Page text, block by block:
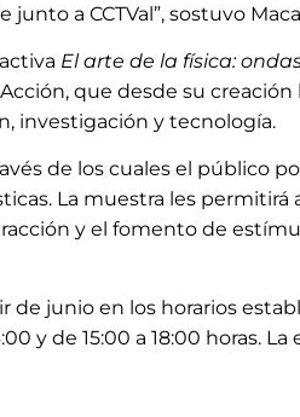
a CCTVal”, sostuvo
El arte de la física:
que desde su
investigación y tecnología.
de los cuales el público
La muestra les
y el fomento de
de junio en los horarios
y de 15:00 a 18:00 horas.